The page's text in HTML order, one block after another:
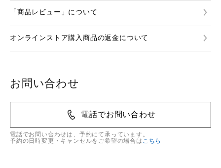
「商品レビュー」について
オンラインストア購入商品の返金について
お問い合わせ
電話でお問い合わせ
電話でお問い合わせは、予約にて承っています。
予約の日時変更・キャンセルをご希望の場合は こちら